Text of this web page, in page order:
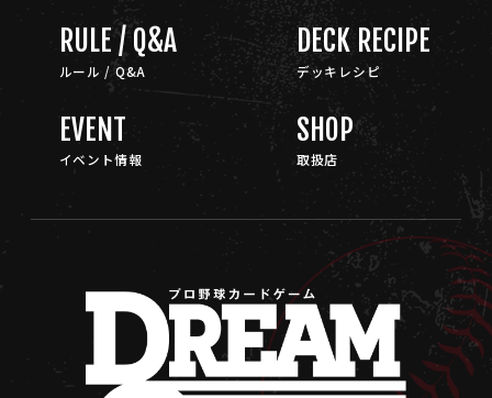
RULE / Q&A
ルール / Q&A
DECK RECIPE
デッキレシピ
EVENT
イベント情報
SHOP
取扱店